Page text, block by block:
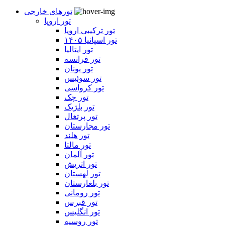
تورهای خارجی
تور اروپا
تور ترکیبی اروپا
تور اسپانیا ۱۴۰۵
تور ایتالیا
تور فرانسه
تور یونان
تور سوئیس
تور کرواسی
تور چک
تور بلژیک
تور پرتغال
تور مجارستان
تور هلند
تور مالتا
تور آلمان
تور اتریش
تور لهستان
تور بلغارستان
تور رومانی
تور قبرس
تور انگلیس
تور روسیه